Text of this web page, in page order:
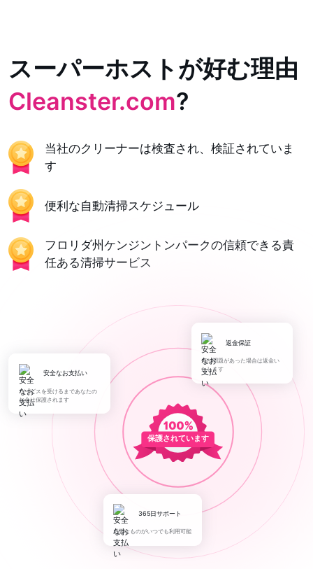
スーパーホストが好む理由
Cleanster.com?
当社のクリーナーは検査され、検証されていま
す
便利な自動清掃スケジュール
フロリダ州ケンジントンパークの信頼できる責
任ある清掃サービス
保護されています
安全なお支払い
サービスを受けるまであなたの
お金は保護されます
返金保証
何か問題があった場合は返金い
たします
365日サポート
必要なものがいつでも利用可能